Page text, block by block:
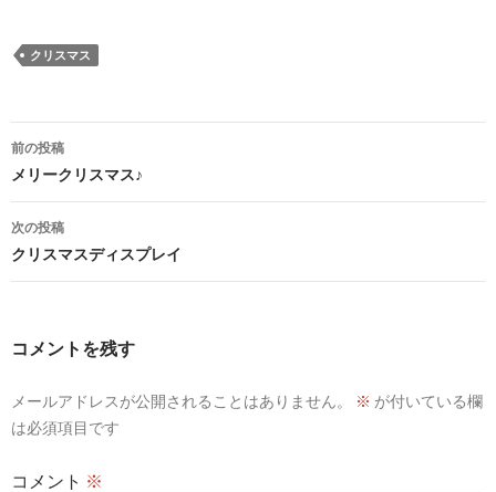
クリスマス
投
稿
ナ
ビ
ゲ
ョ
前の投稿
メリークリスマス♪
次の投稿
クリスマスディスプレイ
コメントを残す
メールアドレスが公開されることはありません。 ※ が付いている欄
は必須項目です
コメント ※